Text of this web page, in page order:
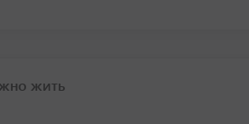
жить